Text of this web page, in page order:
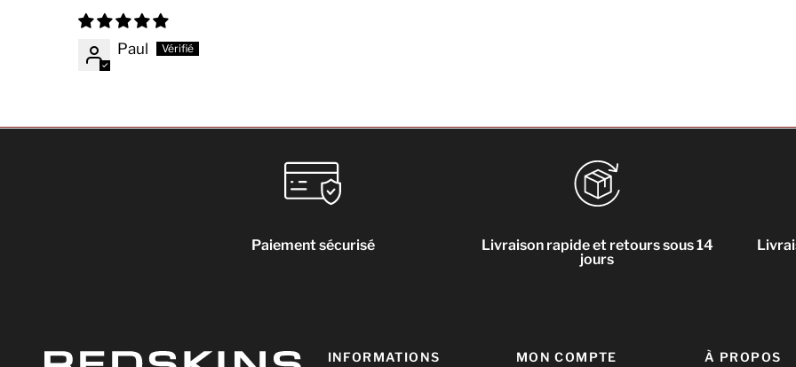
Paul
Paiement sécurisé
Livraison rapide et retours sous 14
jours
INFORMATIONS MON COMPTE À PROPOS